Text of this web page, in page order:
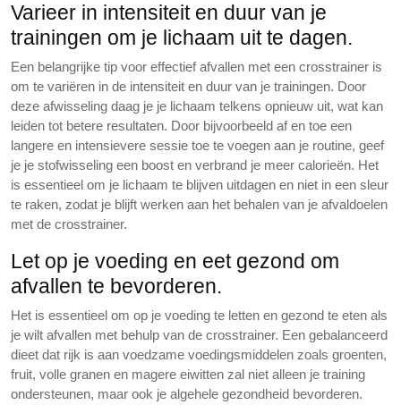
Varieer in intensiteit en duur van je
trainingen om je lichaam uit te dagen.
Een belangrijke tip voor effectief afvallen met een crosstrainer is
om te variëren in de intensiteit en duur van je trainingen. Door
deze afwisseling daag je je lichaam telkens opnieuw uit, wat kan
leiden tot betere resultaten. Door bijvoorbeeld af en toe een
langere en intensievere sessie toe te voegen aan je routine, geef
je je stofwisseling een boost en verbrand je meer calorieën. Het
is essentieel om je lichaam te blijven uitdagen en niet in een sleur
te raken, zodat je blijft werken aan het behalen van je afvaldoelen
met de crosstrainer.
Let op je voeding en eet gezond om
afvallen te bevorderen.
Het is essentieel om op je voeding te letten en gezond te eten als
je wilt afvallen met behulp van de crosstrainer. Een gebalanceerd
dieet dat rijk is aan voedzame voedingsmiddelen zoals groenten,
fruit, volle granen en magere eiwitten zal niet alleen je training
ondersteunen, maar ook je algehele gezondheid bevorderen.